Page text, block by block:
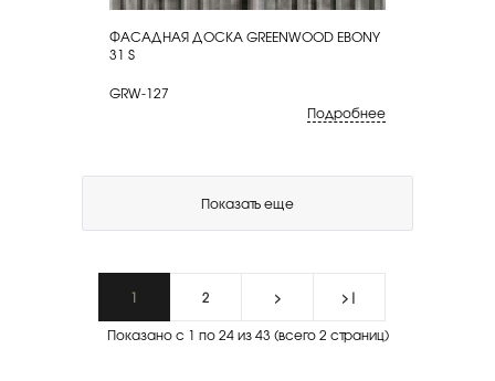
КУПИТЬ
ФАСАДНАЯ ДОСКА GREENWOOD EBONY
31 S
GRW-127
Подробнее
Показать еще
1 2 > >|
Показано с 1 по 24 из 43 (всего 2 страниц)